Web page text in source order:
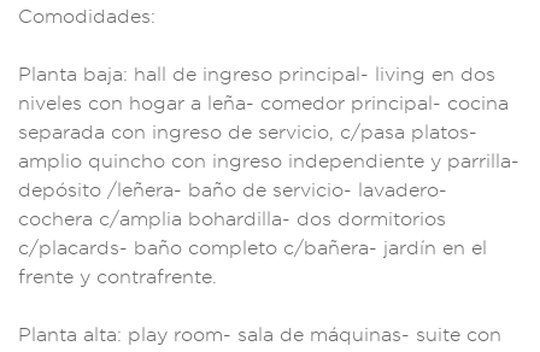
Comodidades:
Planta baja: hall de ingreso principal- living en dos
niveles con hogar a leña- comedor principal- cocina
separada con ingreso de servicio , c/pasa platos-
amplio quincho con ingreso independiente y parril la-
depósito /leñera- baño de servicio- lavadero-
cochera c/amplia bohardilla- dos dormitorios
c/placards- baño completo c/bañera- jardín en el
frente y contrafrente
Planta al ta: play room- sala de máquinas- suite con